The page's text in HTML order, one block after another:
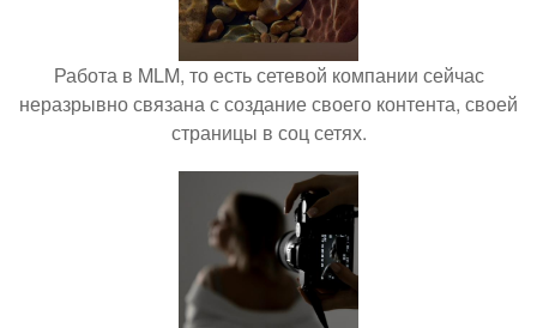
Работа в MLM, то есть сетевой компании сейчас
неразрывно связана с создание своего контента, своей
страницы в соц сетях.